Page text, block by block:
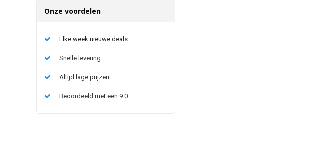
Onze voordelen
Elke week nieuwe deals
Snelle levering
Altijd lage prijzen
Beoordeeld met een 9.0